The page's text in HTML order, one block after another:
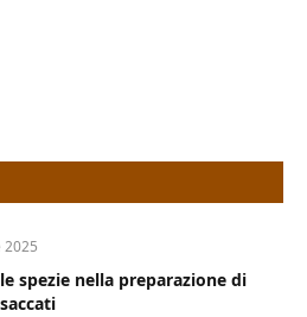
2025
spezie nella preparazione di